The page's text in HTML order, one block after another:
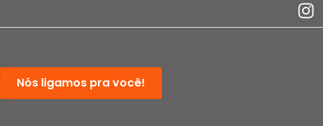
Nós ligamos pra você!